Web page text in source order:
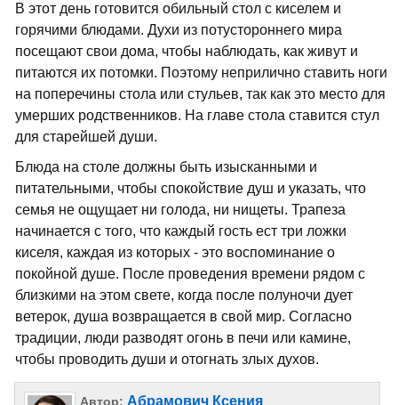
В этот день готовится обильный стол с киселем и
горячими блюдами. Духи из потустороннего мира
посещают свои дома, чтобы наблюдать, как живут и
питаются их потомки. Поэтому неприлично ставить ноги
на поперечины стола или стульев, так как это место для
умерших родственников. На главе стола ставится стул
для старейшей души.
Блюда на столе должны быть изысканными и
питательными, чтобы спокойствие душ и указать, что
семья не ощущает ни голода, ни нищеты. Трапеза
начинается с того, что каждый гость ест три ложки
киселя, каждая из которых - это воспоминание о
покойной душе. После проведения времени рядом с
близкими на этом свете, когда после полуночи дует
ветерок, душа возвращается в свой мир. Согласно
традиции, люди разводят огонь в печи или камине,
чтобы проводить души и отогнать злых духов.
Автор: Абрамович Ксения